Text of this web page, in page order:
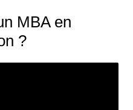
MBA en
?